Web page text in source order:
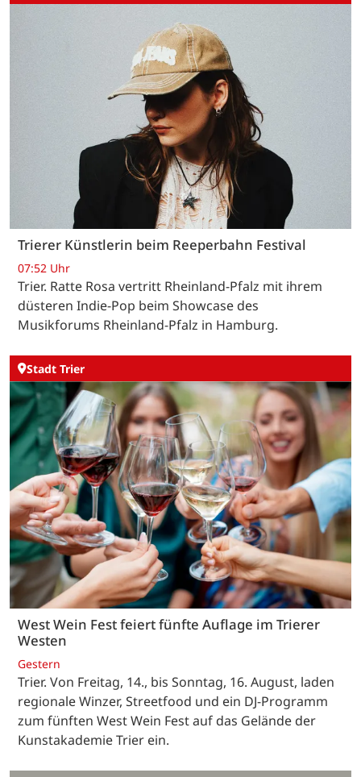
Trierer Künstlerin beim Reeperbahn Festival
07:52 Uhr
Trier. Ratte Rosa vertritt Rheinland-Pfalz mit ihrem
düsteren Indie-Pop beim Showcase des
Musikforums Rheinland-Pfalz in Hamburg.
Stadt Trier
West Wein Fest feiert fünfte Auflage im Trierer
Westen
Gestern
Trier. Von Freitag, 14., bis Sonntag, 16. August, laden
regionale Winzer, Streetfood und ein DJ-Programm
zum fünften West Wein Fest auf das Gelände der
Kunstakademie Trier ein.